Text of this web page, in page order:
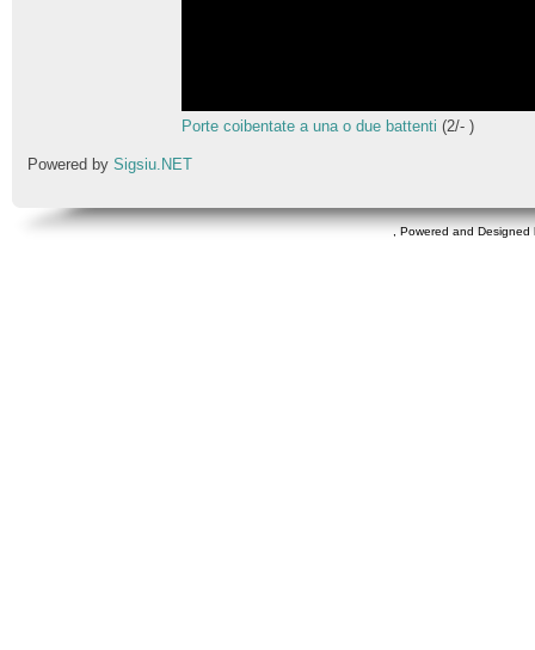
Porte coibentate a una o due battenti (2/- )
Powered by Sigsiu.NET
, Powered and